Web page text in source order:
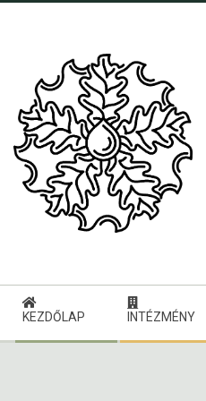
Secondary
Navigation
Menu
KEZDŐLAP INTÉZMÉNY